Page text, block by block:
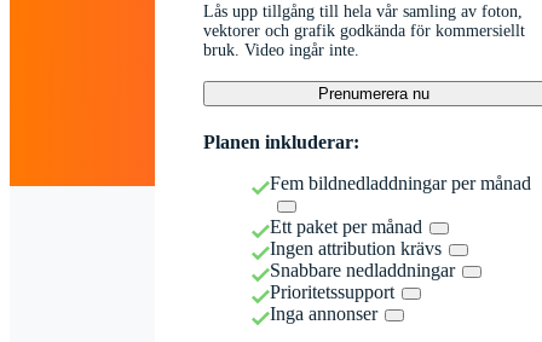
Lås upp tillgång till hela vår samling av foton,
vektorer och grafik godkända för kommersiellt
bruk. Video ingår inte.
Prenumerera nu
Planen inkluderar:
Fem bildnedladdningar per månad
Ett paket per månad
Ingen attribution krävs
Snabbare nedladdningar
Prioritetssupport
Inga annonser